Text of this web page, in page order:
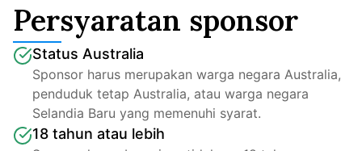
Persyaratan sponsor
Status Australia
Sponsor harus merupakan warga negara Australia,
penduduk tetap Australia, atau warga negara
Selandia Baru yang memenuhi syarat.
18 tahun atau lebih